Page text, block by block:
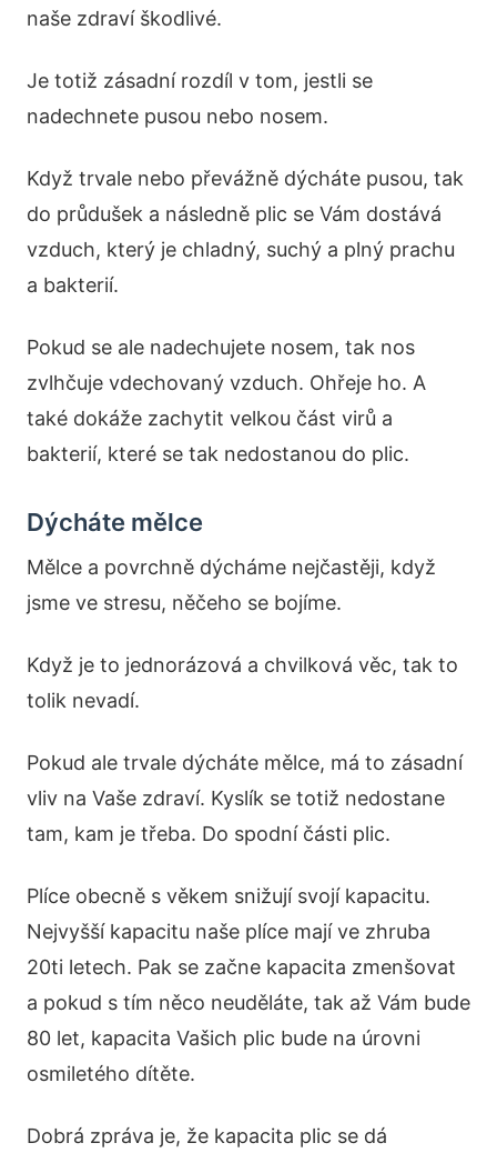
naše zdraví škodlivé.
Je totiž zásadní rozdíl v tom, jestli se
nadechnete pusou nebo nosem.
Když trvale nebo převážně dýcháte pusou, tak
do průdušek a následně plic se Vám dostává
vzduch, který je chladný, suchý a plný prachu
a bakterií.
Pokud se ale nadechujete nosem, tak nos
zvlhčuje vdechovaný vzduch. Ohřeje ho. A
také dokáže zachytit velkou část virů a
bakterií, které se tak nedostanou do plic.
Dýcháte mělce
Mělce a povrchně dýcháme nejčastěji, když
jsme ve stresu, něčeho se bojíme.
Když je to jednorázová a chvilková věc, tak to
tolik nevadí.
Pokud ale trvale dýcháte mělce, má to zásadní
vliv na Vaše zdraví. Kyslík se totiž nedostane
tam, kam je třeba. Do spodní části plic.
Plíce obecně s věkem snižují svojí kapacitu.
Nejvyšší kapacitu naše plíce mají ve zhruba
20ti letech. Pak se začne kapacita zmenšovat
a pokud s tím něco neuděláte, tak až Vám bude
80 let, kapacita Vašich plic bude na úrovni
osmiletého dítěte.
Dobrá zpráva je, že kapacita plic se dá